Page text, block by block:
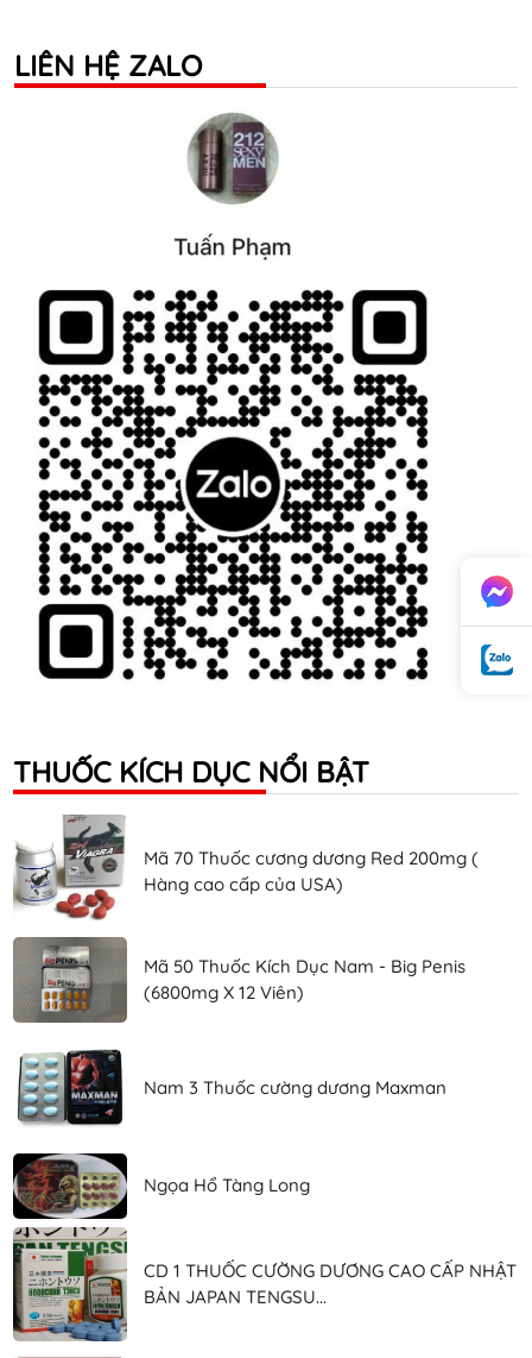
LIÊN HỆ ZALO
THUỐC KÍCH DỤC NỔI BẬT
Mã 70 Thuốc cương dương Red 200mg (
Hàng cao cấp của USA)
Mã 50 Thuốc Kích Dục Nam - Big Penis
(6800mg X 12 Viên)
Nam 3 Thuốc cường dương Maxman
Ngọa Hổ Tàng Long
CD 1 THUỐC CƯỜNG DƯƠNG CAO CẤP NHẬT
BẢN JAPAN TENGSU...